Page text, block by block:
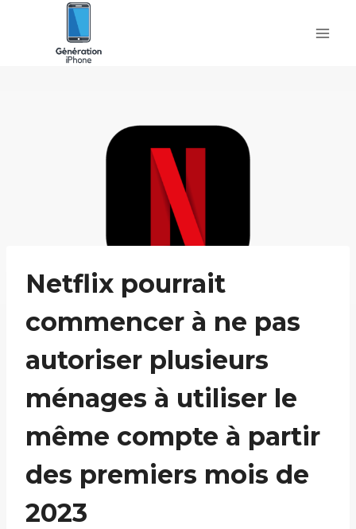
Netflix pourrait
commencer à ne pas
autoriser plusieurs
ménages à utiliser le
même compte à partir
des premiers mois de
2023